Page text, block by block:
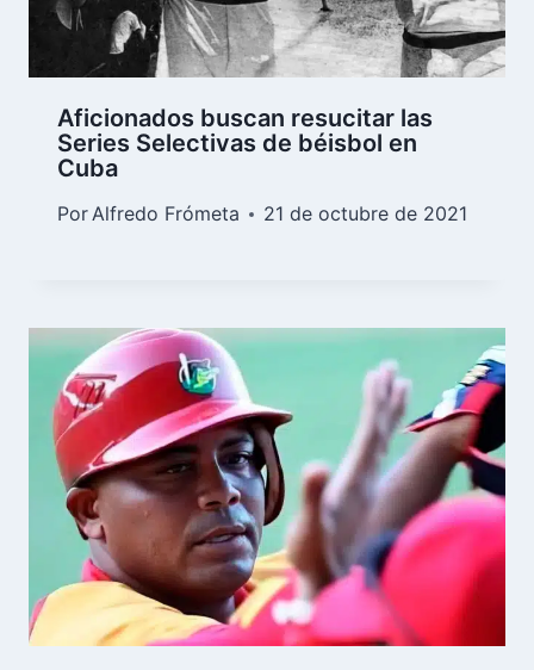
Aficionados buscan resucitar las
Series Selectivas de béisbol en
Cuba
PorAlfredo Frómeta 21 de octubre de 2021